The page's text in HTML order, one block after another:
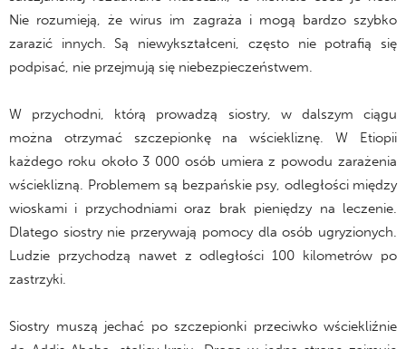
Nie rozumieją, że wirus im zagraża i mogą bardzo szybko
zarazić innych. Są niewykształceni, często nie potrafią się
podpisać, nie przejmują się niebezpieczeństwem.
W przychodni, którą prowadzą siostry, w dalszym ciągu
można otrzymać szczepionkę na wściekliznę. W Etiopii
każdego roku około 3 000 osób umiera z powodu zarażenia
wścieklizną. Problemem są bezpańskie psy, odległości między
wioskami i przychodniami oraz brak pieniędzy na leczenie.
Dlatego siostry nie przerywają pomocy dla osób ugryzionych.
Ludzie przychodzą nawet z odległości 100 kilometrów po
zastrzyki.
Siostry muszą jechać po szczepionki przeciwko wściekliźnie